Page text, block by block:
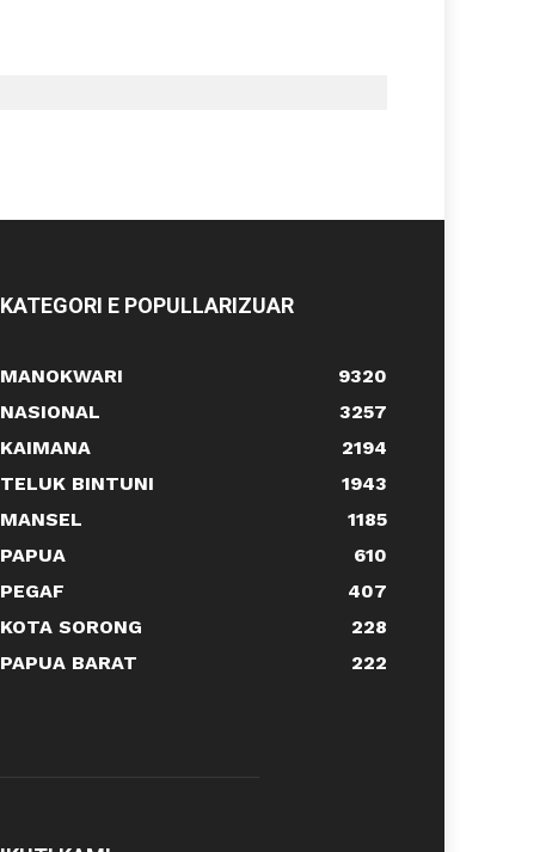
KATEGORI E POPULLARIZUAR
MANOKWARI
9320
NASIONAL
3257
KAIMANA
2194
TELUK BINTUNI
1943
MANSEL
1185
PAPUA
610
PEGAF
407
KOTA SORONG
228
PAPUA BARAT
222